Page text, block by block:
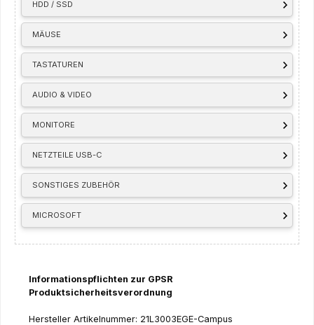
HDD / SSD
MÄUSE
TASTATUREN
AUDIO & VIDEO
MONITORE
NETZTEILE USB-C
SONSTIGES ZUBEHÖR
MICROSOFT
Informationspflichten zur GPSR
Produktsicherheitsverordnung
Hersteller Artikelnummer: 21L3003EGE-Campus